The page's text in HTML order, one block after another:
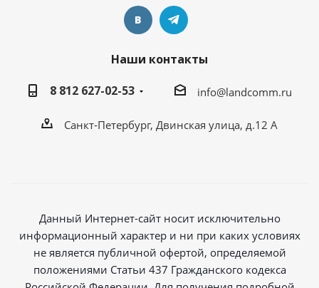
Наши контакты
8 812 627-02-53
info@landcomm.ru
Санкт-Петербург, Двинская улица, д.12 А
Данный Интернет-сайт носит исключительно
информационный характер и ни при каких условиях
не является публичной офертой, определяемой
положениями Статьи 437 Гражданского кодекса